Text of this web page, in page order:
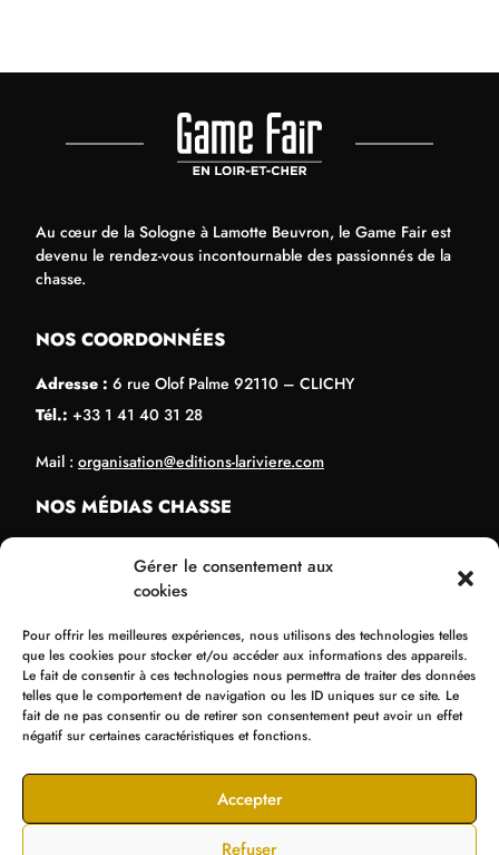
Gérer le consentement aux
cookies
Pour offrir les meilleures expériences, nous utilisons des technologies telles
que les cookies pour stocker et/ou accéder aux informations des appareils.
Le fait de consentir à ces technologies nous permettra de traiter des données
telles que le comportement de navigation ou les ID uniques sur ce site. Le
fait de ne pas consentir ou de retirer son consentement peut avoir un effet
négatif sur certaines caractéristiques et fonctions.
Accepter
Refuser
Au cœur de la Sologne à Lamotte Beuvron, le Game Fair est
devenu le rendez-vous incontournable des passionnés de la
chasse.
NOS COORDONNÉES
Adresse : 6 rue Olof Palme 92110 – CLICHY
Tél.: +33 1 41 40 31 28
Mail : organisation@editions-lariviere.com
NOS MÉDIAS CHASSE
Connaissance de la chasse
Armes de Chasse
NOS ORGANISATIONS
Bol d’Or